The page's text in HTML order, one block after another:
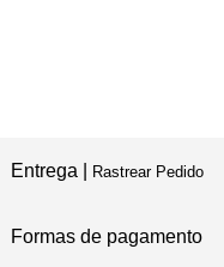
Entrega | Rastrear Pedido
Formas de pagamento